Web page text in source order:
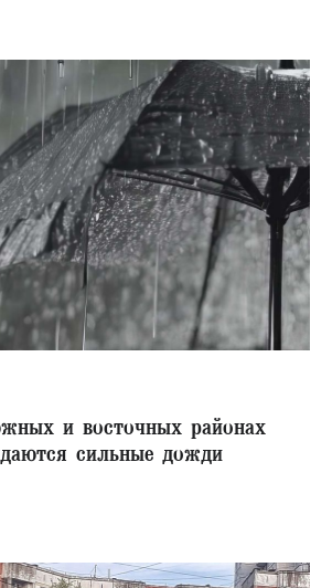
и восточных районах
сильные дожди